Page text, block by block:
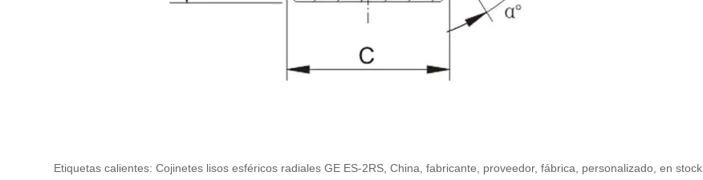
Etiquetas calientes: Cojinetes lisos esféricos radiales GE ES-2RS, China, fabricante, proveedor, fábrica, personalizado, en stock